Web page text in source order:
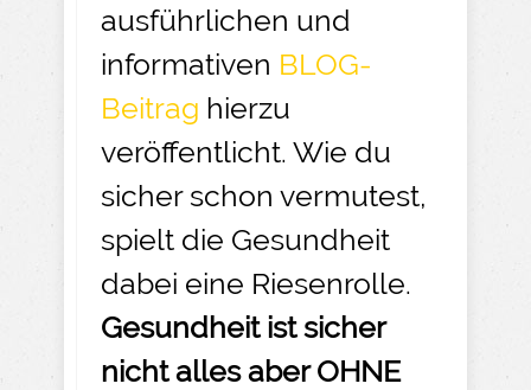
ausführlichen und
informativen BLOG-
Beitrag hierzu
veröffentlicht. Wie du
sicher schon vermutest,
spielt die Gesundheit
dabei eine Riesenrolle.
Gesundheit ist sicher
nicht alles aber OHNE